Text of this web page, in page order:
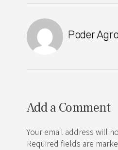
Poder
Add a Comment
Your email address will
Required fields are